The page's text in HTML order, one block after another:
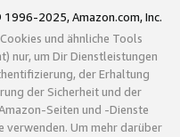
2025, Amazon.com, Inc.
und ähnliche Tools
nur, um Dir Dienstleistungen
der Erhaltung
der Sicherheit und der
Seiten und -Dienste
verwenden. Um mehr darüber